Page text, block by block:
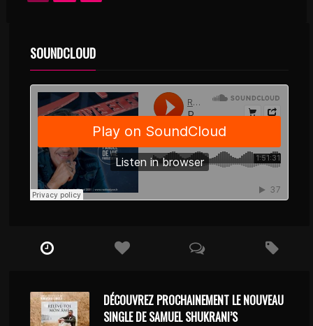
SOUNDCLOUD
DÉCOUVREZ PROCHAINEMENT LE NOUVEAU
SINGLE DE SAMUEL SHUKRANI’S